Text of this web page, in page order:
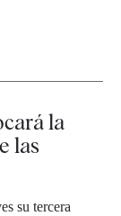
la
las
su tercera